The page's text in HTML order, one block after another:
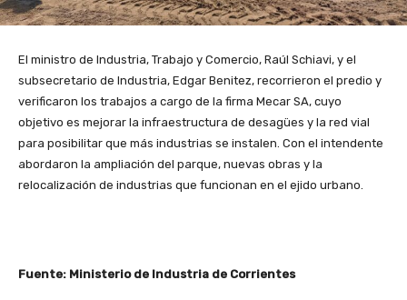
El ministro de Industria, Trabajo y Comercio, Raúl Schiavi, y el
subsecretario de Industria, Edgar Benitez, recorrieron el predio y
verificaron los trabajos a cargo de la firma Mecar SA, cuyo
objetivo es mejorar la infraestructura de desagües y la red vial
para posibilitar que más industrias se instalen. Con el intendente
abordaron la ampliación del parque, nuevas obras y la
relocalización de industrias que funcionan en el ejido urbano.
Fuente: Ministerio de Industria de Corrientes